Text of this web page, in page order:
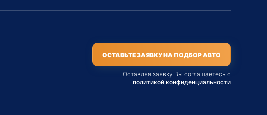
ОСТАВЬТЕ ЗАЯВКУ НА ПОДБОР АВТО
Оставляя заявку Вы соглашаетесь с
политикой конфиденциальности